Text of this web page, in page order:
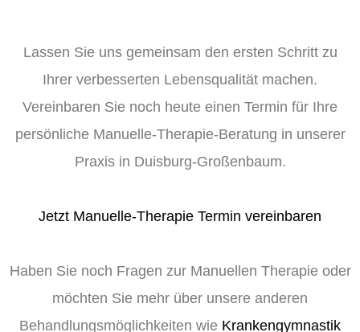
Lassen Sie uns gemeinsam den ersten Schritt zu
Ihrer verbesserten Lebensqualität machen.
Vereinbaren Sie noch heute einen Termin für Ihre
persönliche Manuelle-Therapie-Beratung in unserer
Praxis in Duisburg-Großenbaum.
Jetzt Manuelle-Therapie Termin vereinbaren
Haben Sie noch Fragen zur Manuellen Therapie oder
möchten Sie mehr über unsere anderen
Behandlungsmöglichkeiten wie Krankengymnastik